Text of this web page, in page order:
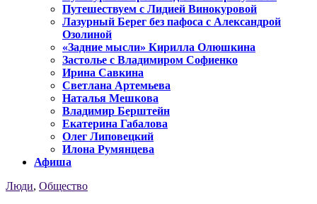
Путешествуем с Лидией Винокуровой
Лазурный Берег без пафоса с Александрой
Озолиной
«Задние мысли» Кирилла Олюшкина
Застолье с Владимиром Софиенко
Ирина Савкина
Светлана Артемьева
Наталья Мешкова
Владимир Берштейн
Екатерина Габалова
Олег Липовецкий
Илона Румянцева
Афиша
Люди, Общество